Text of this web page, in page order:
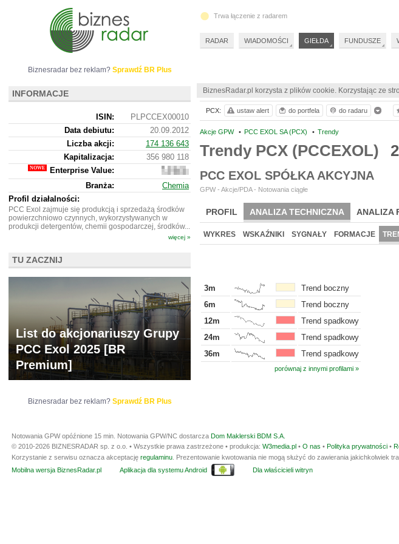
BiznesRadar.pl korzysta z plików cookie. Korzystając ze
Akcje GPW • PCC EXOL SA (PCX) • Trendy
Trendy PCX (PCCEXOL)
PCC EXOL SPÓŁKA AKCYJNA
GPW - Akcje/PDA - Notowania ciągłe
PROFIL ANALIZA TECHNICZNA ANALIZA
WYKRES WSKAŹNIKI SYGNAŁY FORMACJE
3m
Trend boczny
6m
Trend boczny
12m
Trend spadkowy
24m
Trend spadkowy
36m
Trend spadkowy
porównaj z innymi profilami »
PCX: ustaw alert do portfela do radaru
Biznesradar bez reklam? Sprawdź BR Plus
INFORMACJE
ISIN:
PLPCCEX00010
Data debiutu:
20.09.2012
Liczba akcji:
174 136 643
Kapitalizacja:
356 980 118
Enterprise Value:
619
744 118
Branża:
Chemia
Profil działalności:
PCC Exol zajmuje się produkcją i sprzedażą środków
powierzchniowo czynnych, wykorzystywanych w
produkcji detergentów, chemii gospodarczej, środków...
więcej »
TU ZACZNIJ
List do akcjonariuszy Grupy
PCC Exol 2025 [BR
Premium]
Biznesradar bez reklam? Sprawdź BR Plus
Trwa łączenie z radarem
RADAR WIADOMOŚCI GIEŁDA FUNDUSZE
Notowania GPW opóźnione 15 min. Notowania GPW/NC dostarcza Dom Maklerski BDM S.A.
© 2010-2026 BIZNESRADAR sp. z o.o. • Wszystkie prawa zastrzeżone • produkcja: W3media.pl • O nas • Polityka prywatności •
Korzystanie z serwisu oznacza akceptację regulaminu . Prezentowanie kwotowania nie mogą służyć do zawierania jakichkolwiek
Mobilna wersja BiznesRadar.pl
Aplikacja dla systemu Android Dla właścicieli witryn